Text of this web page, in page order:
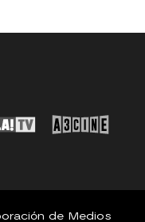
de Medios